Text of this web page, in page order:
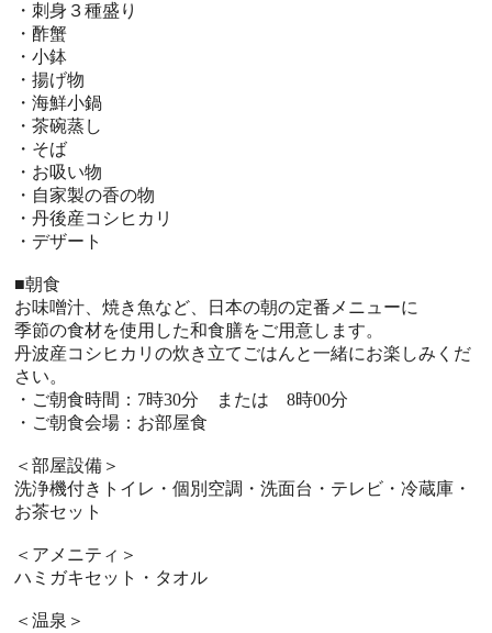
・刺身３種盛り
・酢蟹
・小鉢
・揚げ物
・海鮮小鍋
・茶碗蒸し
・そば
・お吸い物
・自家製の香の物
・丹後産コシヒカリ
・デザート
■朝食
お味噌汁、焼き魚など、日本の朝の定番メニューに
季節の食材を使用した和食膳をご用意します。
丹波産コシヒカリの炊き立てごはんと一緒にお楽しみくだ
さい。
・ご朝食時間：7時30分 または 8時00分
・ご朝食会場：お部屋食
＜部屋設備＞
洗浄機付きトイレ・個別空調・洗面台・テレビ・冷蔵庫・
お茶セット
＜アメニティ＞
ハミガキセット・タオル
＜温泉＞